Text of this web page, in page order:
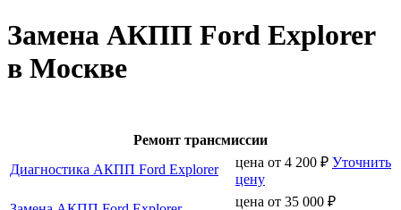
Замена АКПП Ford Explorer
в Москве
Ремонт трансмиссии
Диагностика АКПП Ford Explorer
цена от 4 200 ₽ Уточнить
цену
цена от 35 000 ₽